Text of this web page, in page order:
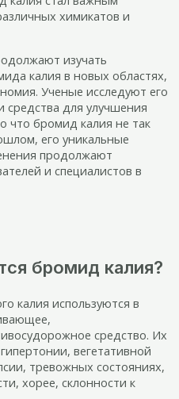
химикатов и
изучать
калия в новых областях,
Ученые исследуют его
средства для улучшения
что бромид калия не так
его уникальные
продолжают
и специалистов в
бромид калия?
калия используются в
средство. Их
вегетативной
тревожных состояниях,
хорее, склонности к